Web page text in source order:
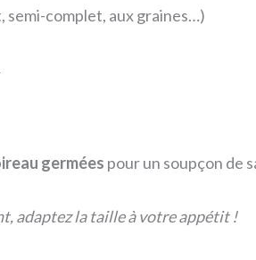
semi-complet, aux graines…)
germées pour un soupçon de
adaptez la taille à votre appétit !